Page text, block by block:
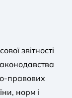
звітності
правових
норм і